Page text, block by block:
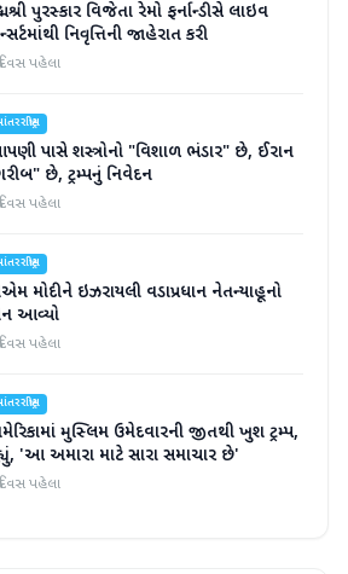
પુરસ્કાર વિજેતા રેમો ફર્નાન્ડીસે લાઇવ
નિવૃત્તિની જાહેરાત કરી
પહેલા
પાસે શસ્ત્રોનો "વિશાળ ભંડાર" છે, ઈરાન
છે, ટ્રમ્પનું નિવેદન
પહેલા
મોદીને ઇઝરાયલી વડાપ્રધાન નેતન્યાહૂનો
આવ્યો
પહેલા
મુસ્લિમ ઉમેદવારની જીતથી ખુશ ટ્રમ્પ,
'આ અમારા માટે સારા સમાચાર છે'
પહેલા